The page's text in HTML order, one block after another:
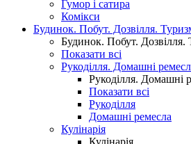
Гумор і сатира
Комікси
Будинок. Побут. Дозвілля.
Будинок. Побут. Дозвілля.
Показати всі
Рукоділля. Домашні
Рукоділля. Домашні
Показати всі
Рукоділля
Домашні ремесла
Кулінарія
Кулінарія